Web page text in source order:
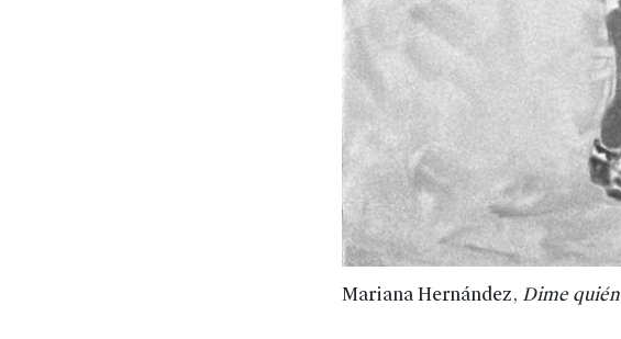
Mariana Hernández, Dime quién